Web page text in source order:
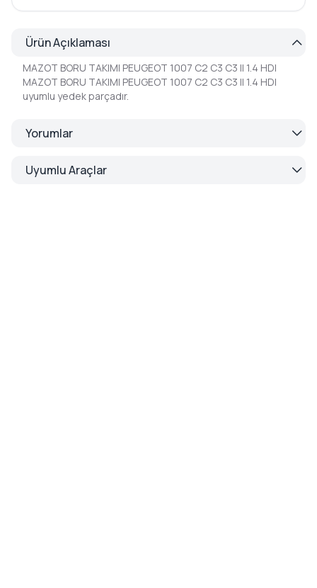
Ürün Açıklaması
MAZOT BORU TAKIMI PEUGEOT 1007 C2 C3 C3 II 1.4 HDI
MAZOT BORU TAKIMI PEUGEOT 1007 C2 C3 C3 II 1.4 HDI
uyumlu yedek parçadır.
Yorumlar
Uyumlu Araçlar